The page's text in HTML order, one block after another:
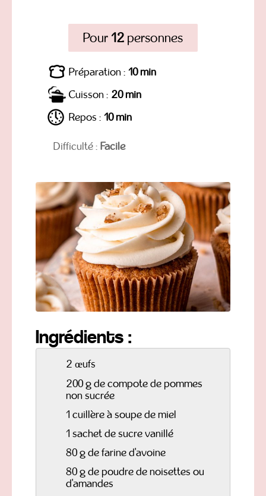
Pour 12 personnes
Préparation : 10 min
Cuisson : 20 min
Repos : 10 min
Difficulté : Facile
Ingrédients :
2 œufs
200 g de compote de pommes
non sucrée
1 cuillère à soupe de miel
1 sachet de sucre vanillé
80 g de farine d'avoine
80 g de poudre de noisettes ou
d'amandes